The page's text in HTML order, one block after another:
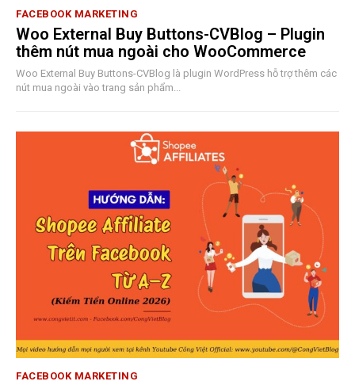
FACEBOOK MARKETING
Woo External Buy Buttons-CVBlog – Plugin
thêm nút mua ngoài cho WooCommerce
Woo External Buy Buttons-CVBlog là plugin WordPress hỗ trợ thêm các
nút mua ngoài vào trang sản phẩm...
FACEBOOK MARKETING